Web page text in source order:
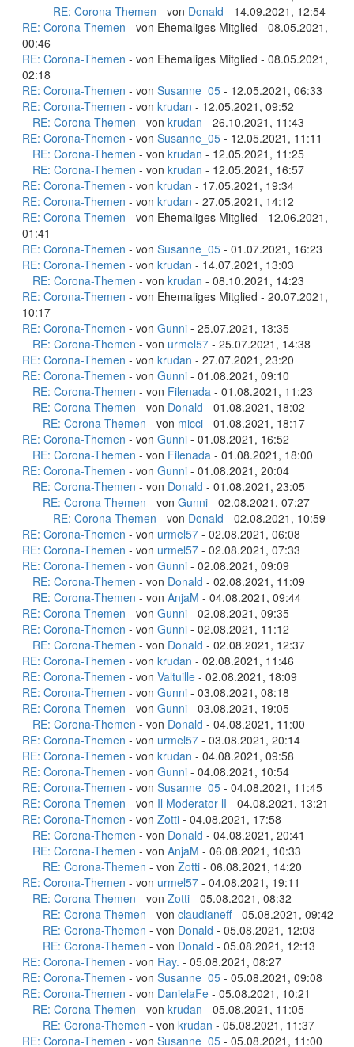
RE: Corona-Themen - von Donald - 14.09.2021, 12:54
RE: Corona-Themen - von Ehemaliges Mitglied - 08.05.2021,
00:46
RE: Corona-Themen - von Ehemaliges Mitglied - 08.05.2021,
02:18
RE: Corona-Themen - von Susanne_05 - 12.05.2021, 06:33
RE: Corona-Themen - von krudan - 12.05.2021, 09:52
RE: Corona-Themen - von krudan - 26.10.2021, 11:43
RE: Corona-Themen - von Susanne_05 - 12.05.2021, 11:11
RE: Corona-Themen - von krudan - 12.05.2021, 11:25
RE: Corona-Themen - von krudan - 12.05.2021, 16:57
RE: Corona-Themen - von krudan - 17.05.2021, 19:34
RE: Corona-Themen - von krudan - 27.05.2021, 14:12
RE: Corona-Themen - von Ehemaliges Mitglied - 12.06.2021,
01:41
RE: Corona-Themen - von Susanne_05 - 01.07.2021, 16:23
RE: Corona-Themen - von krudan - 14.07.2021, 13:03
RE: Corona-Themen - von krudan - 08.10.2021, 14:23
RE: Corona-Themen - von Ehemaliges Mitglied - 20.07.2021,
10:17
RE: Corona-Themen - von Gunni - 25.07.2021, 13:35
RE: Corona-Themen - von urmel57 - 25.07.2021, 14:38
RE: Corona-Themen - von krudan - 27.07.2021, 23:20
RE: Corona-Themen - von Gunni - 01.08.2021, 09:10
RE: Corona-Themen - von Filenada - 01.08.2021, 11:23
RE: Corona-Themen - von Donald - 01.08.2021, 18:02
RE: Corona-Themen - von micci - 01.08.2021, 18:17
RE: Corona-Themen - von Gunni - 01.08.2021, 16:52
RE: Corona-Themen - von Filenada - 01.08.2021, 18:00
RE: Corona-Themen - von Gunni - 01.08.2021, 20:04
RE: Corona-Themen - von Donald - 01.08.2021, 23:05
RE: Corona-Themen - von Gunni - 02.08.2021, 07:27
RE: Corona-Themen - von Donald - 02.08.2021, 10:59
RE: Corona-Themen - von urmel57 - 02.08.2021, 06:08
RE: Corona-Themen - von urmel57 - 02.08.2021, 07:33
RE: Corona-Themen - von Gunni - 02.08.2021, 09:09
RE: Corona-Themen - von Donald - 02.08.2021, 11:09
RE: Corona-Themen - von AnjaM - 04.08.2021, 09:44
RE: Corona-Themen - von Gunni - 02.08.2021, 09:35
RE: Corona-Themen - von Gunni - 02.08.2021, 11:12
RE: Corona-Themen - von Donald - 02.08.2021, 12:37
RE: Corona-Themen - von krudan - 02.08.2021, 11:46
RE: Corona-Themen - von Valtuille - 02.08.2021, 18:09
RE: Corona-Themen - von Gunni - 03.08.2021, 08:18
RE: Corona-Themen - von Gunni - 03.08.2021, 19:05
RE: Corona-Themen - von Donald - 04.08.2021, 11:00
RE: Corona-Themen - von urmel57 - 03.08.2021, 20:14
RE: Corona-Themen - von krudan - 04.08.2021, 09:58
RE: Corona-Themen - von Gunni - 04.08.2021, 10:54
RE: Corona-Themen - von Susanne_05 - 04.08.2021, 11:45
RE: Corona-Themen - von Il Moderator lI - 04.08.2021, 13:21
RE: Corona-Themen - von Zotti - 04.08.2021, 17:58
RE: Corona-Themen - von Donald - 04.08.2021, 20:41
RE: Corona-Themen - von AnjaM - 06.08.2021, 10:33
RE: Corona-Themen - von Zotti - 06.08.2021, 14:20
RE: Corona-Themen - von urmel57 - 04.08.2021, 19:11
RE: Corona-Themen - von Zotti - 05.08.2021, 08:32
RE: Corona-Themen - von claudianeff- 05.08.2021, 09:42
RE: Corona-Themen - von Donald - 05.08.2021, 12:03
RE: Corona-Themen - von Donald - 05.08.2021, 12:13
RE: Corona-Themen - von Ray. - 05.08.2021, 08:27
RE: Corona-Themen - von Susanne_05 - 05.08.2021, 09:08
RE: Corona-Themen - von DanielaFe - 05.08.2021, 10:21
RE: Corona-Themen - von krudan - 05.08.2021, 11:05
RE: Corona-Themen - von krudan - 05.08.2021, 11:37
RE: Corona-Themen - von Susanne_05 - 05.08.2021, 11:00